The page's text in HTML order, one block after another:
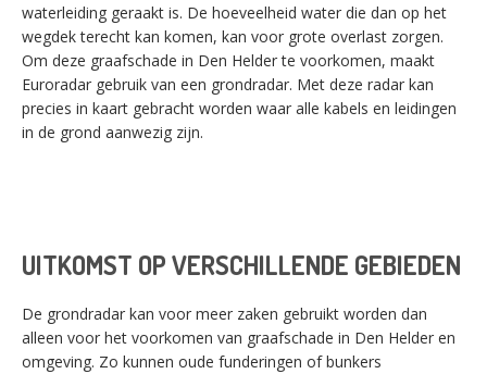
waterleiding geraakt is. De hoeveelheid water die dan op het
wegdek terecht kan komen, kan voor grote overlast zorgen.
Om deze graafschade in Den Helder te voorkomen, maakt
Euroradar gebruik van een grondradar. Met deze radar kan
precies in kaart gebracht worden waar alle kabels en leidingen
in de grond aanwezig zijn.
UITKOMST OP VERSCHILLENDE GEBIEDEN
De grondradar kan voor meer zaken gebruikt worden dan
alleen voor het voorkomen van graafschade in Den Helder en
omgeving. Zo kunnen oude funderingen of bunkers